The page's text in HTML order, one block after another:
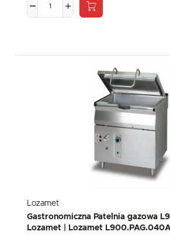
Lozamet
Gastronomiczna Patelnia gazowa
Lozamet | Lozamet